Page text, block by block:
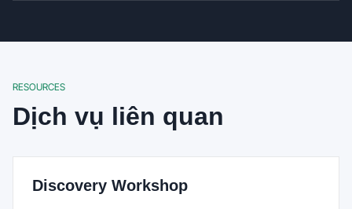
RESOURCES
Dịch vụ liên quan
Discovery Workshop